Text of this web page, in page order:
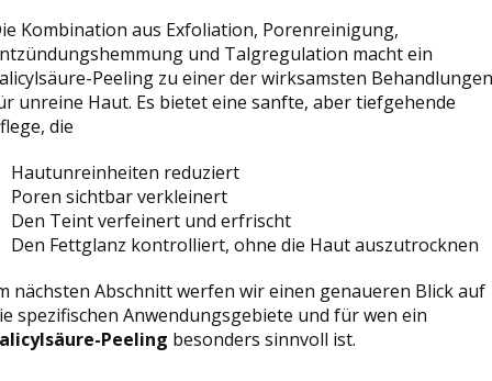
Kombination aus Exfoliation, Porenreinigung,
und Talgregulation macht ein
Peeling zu einer der wirksamsten Behandlungen
unreine Haut. Es bietet eine sanfte, aber tiefgehende
die
Hautunreinheiten reduziert
Poren sichtbar verkleinert
Den Teint verfeinert und erfrischt
Den Fettglanz kontrolliert, ohne die Haut auszutrocknen
nächsten Abschnitt werfen wir einen genaueren Blick auf
spezifischen Anwendungsgebiete und für wen ein
Peeling besonders sinnvoll ist.